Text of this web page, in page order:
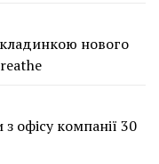
нового
з офісу компанії 30